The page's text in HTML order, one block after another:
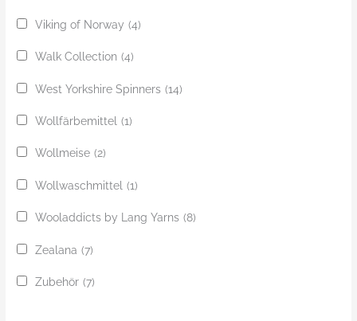
Viking of Norway (4)
Walk Collection (4)
West Yorkshire Spinners (14)
Wollfärbemittel (1)
Wollmeise (2)
Wollwaschmittel (1)
Wooladdicts by Lang Yarns (8)
Zealana (7)
Zubehör (7)